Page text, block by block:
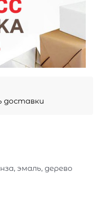
доставки
эмаль, дерево